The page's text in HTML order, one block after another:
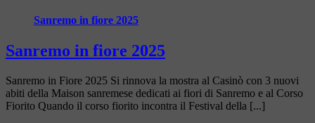
Sanremo in fiore 2025
Sanremo in fiore 2025
Sanremo in Fiore 2025 Si rinnova la mostra al Casinò con 3 nuovi
abiti della Maison sanremese dedicati ai fiori di Sanremo e al Corso
Fiorito Quando il corso fiorito incontra il Festival della [...]